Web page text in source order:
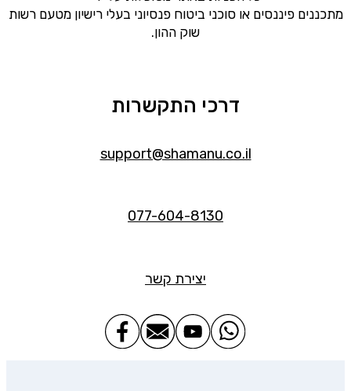
מתכננים פיננסים או סוכני ביטוח פנסיוני בעלי רישיון מטעם רשות
שוק ההון.
דרכי התקשרות
support@shamanu.co.il
077-604-8130
יצירת קשר